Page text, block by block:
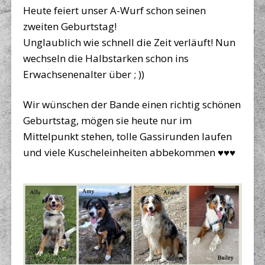
Heute feiert unser A-Wurf schon seinen
zweiten Geburtstag!
Unglaublich wie schnell die Zeit verläuft! Nun
wechseln die Halbstarken schon ins
Erwachsenenalter über ; ))
Wir wünschen der Bande einen richtig schönen
Geburtstag, mögen sie heute nur im
Mittelpunkt stehen, tolle Gassirunden laufen
und viele Kuscheleinheiten abbekommen ♥♥♥